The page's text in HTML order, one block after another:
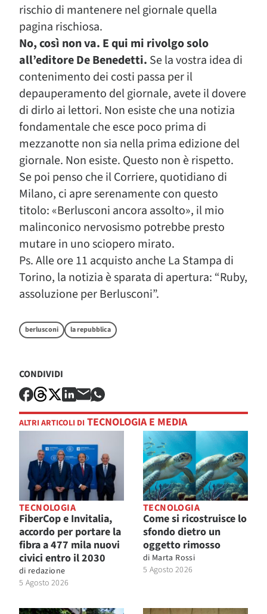
rischio di mantenere nel giornale quella
pagina rischiosa.
No, così non va. E qui mi rivolgo solo
all’editore De Benedetti. Se la vostra idea di
contenimento dei costi passa per il
depauperamento del giornale, avete il dovere
di dirlo ai lettori. Non esiste che una notizia
fondamentale che esce poco prima di
mezzanotte non sia nella prima edizione del
giornale. Non esiste. Questo non è rispetto.
Se poi penso che il Corriere, quotidiano di
Milano, ci apre serenamente con questo
titolo: «Berlusconi ancora assolto», il mio
malinconico nervosismo potrebbe presto
mutare in uno sciopero mirato.
Ps. Alle ore 11 acquisto anche La Stampa di
Torino, la notizia è sparata di apertura: “Ruby,
assoluzione per Berlusconi”.
berlusconi la repubblica
CONDIVIDI
ALTRI ARTICOLI DI TECNOLOGIA E MEDIA
TECNOLOGIA
FiberCop e Invitalia,
accordo per portare la
fibra a 477 mila nuovi
civici entro il 2030
di redazione
5 Agosto 2026
TECNOLOGIA
Come si ricostruisce lo
sfondo dietro un
oggetto rimosso
di Marta Rossi
5 Agosto 2026